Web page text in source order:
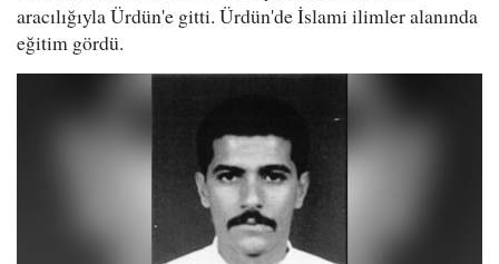
aracılığıyla Ürdün'e gitti. Ürdün'de İslami ilimler alanında
eğitim gördü.